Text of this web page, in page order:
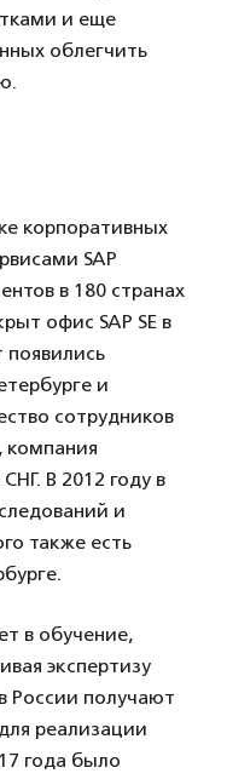
и еще
облегчить
корпоративных
SAP
в 180 странах
офис SAP SE в
и
сотрудников
компания
В 2012 году в
и
также есть
в обучение,
экспертизу
России получают
реализации
года было